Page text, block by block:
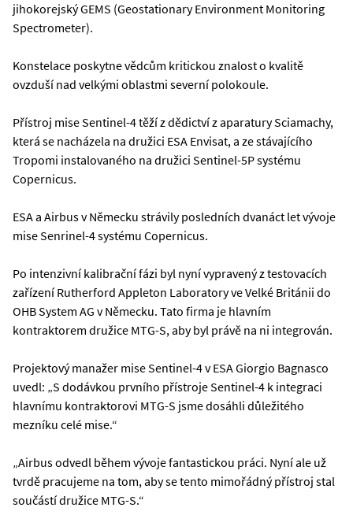
jihokorejský GEMS (Geostationary Environment Monitoring
Spectrometer).
Konstelace poskytne vědcům kritickou znalost o kvalitě
ovzduší nad velkými oblastmi severní polokoule.
Přístroj mise Sentinel-4 těží z dědictví z aparatury Sciamachy,
která se nacházela na družici ESA Envisat, a ze stávajícího
Tropomi instalovaného na družici Sentinel-5P systému
Copernicus.
ESA a Airbus v Německu strávily posledních dvanáct let vývoje
mise Senrinel-4 systému Copernicus.
Po intenzivní kalibrační fázi byl nyní vypravený z testovacích
zařízení Rutherford Appleton Laboratory ve Velké Británii do
OHB System AG v Německu. Tato firma je hlavním
kontraktorem družice MTG-S, aby byl právě na ni integrován.
Projektový manažer mise Sentinel-4 v ESA Giorgio Bagnasco
uvedl: „S dodávkou prvního přístroje Sentinel-4 k integraci
hlavnímu kontraktorovi MTG-S jsme dosáhli důležitého
mezníku celé mise.“
„Airbus odvedl během vývoje fantastickou práci. Nyní ale už
tvrdě pracujeme na tom, aby se tento mimořádný přístroj stal
součástí družice MTG-S.“